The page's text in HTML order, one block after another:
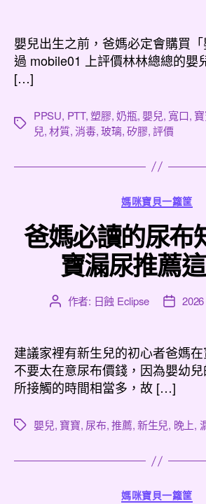
者
佈
日
期
嬰兒出生之前，爸媽必定會購買
過 mobile01 上評價林林總總的嬰
[…]
標
PPSU, PTT,塑膠,奶瓶, 嬰兒, 寬口,
兒,材質,消毒,玻璃,矽膠,評價
分
類
媽咪寶貝一籮筐
爸媽必讀的尿布
寶漏尿推薦
文
者
作者: 日蝕 Eclipse
文
佈
日
期
建議家裡有新生兒的初心者爸媽在
不要太在意尿布價錢，因為嬰幼
所接觸的時間相當多，故 […]
標
嬰兒, 寶寶, 尿布,推薦,新生兒, 晚上,
分
媽咪寶貝一籮筐